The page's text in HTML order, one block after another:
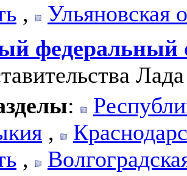
,
Ульяновская
федеральный
:
,
,